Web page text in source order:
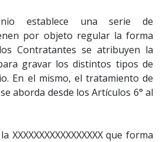
establece una serie de
por objeto regular la forma
Contratantes se atribuyen la
gravar los distintos tipos de
En el mismo, el tratamiento de
aborda desde los Artículos 6° al
que forma